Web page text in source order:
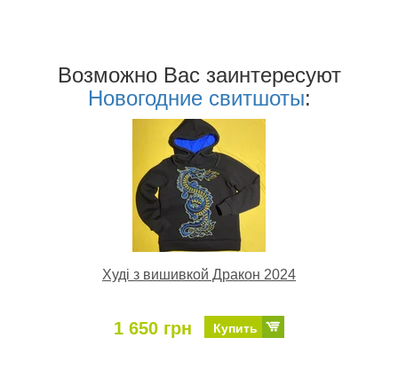
Возможно Ваc заинтересуют
Новогодние свитшоты:
Худі з вишивкой Дракон 2024
1 650 грн Купить